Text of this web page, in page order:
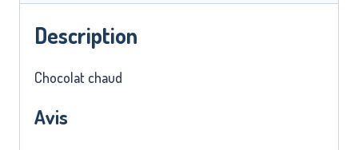
Description
Chocolat chaud
Avis